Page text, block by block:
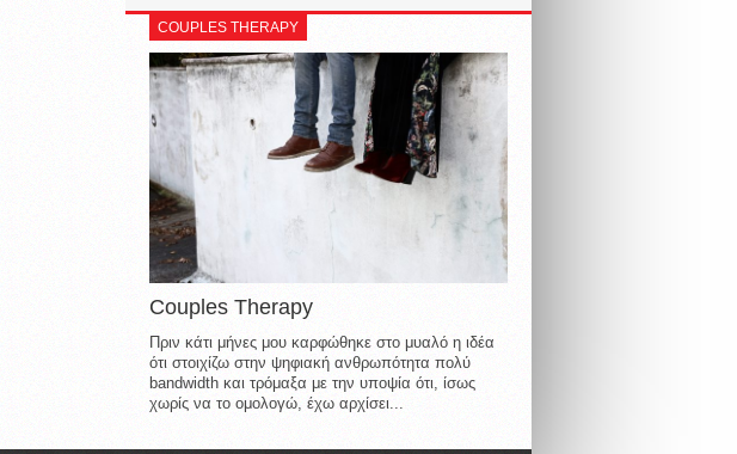
COUPLES THERAPY
Couples Therapy
Πριν κάτι μήνες μου καρφώθηκε στο μυαλό η ιδέα
ότι στοιχίζω στην ψηφιακή ανθρωπότητα πολύ
bandwidth και τρόμαξα με την υποψία ότι, ίσως
χωρίς να το ομολογώ, έχω αρχίσει...